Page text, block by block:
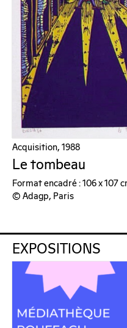
Acquisition, 1988
Le tombeau
Format encadré : 106 x 107
© Adagp, Paris
EXPOSITIONS